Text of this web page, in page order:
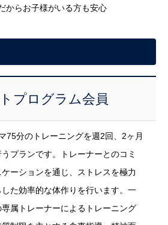
からお子様がいる方も安心
プログラム会員
75分のトレーニングを週2回、2ヶ月
うプランです。トレーナーとのコミ
ケーションを通じ、ストレスを極力
した効率的な体作りを行います。一
専属トレーナーによるトレーニング